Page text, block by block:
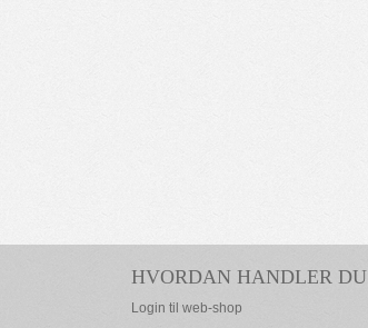
HVORDAN HANDLER DU
Login til web-shop